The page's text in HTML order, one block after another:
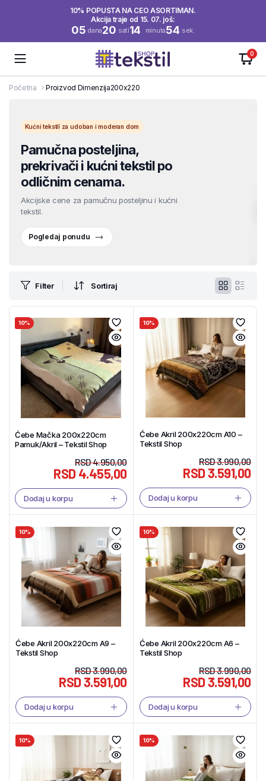
10% POPUSTA NA CEO ASORTIMAN.
Akcija traje od 15. 07. još:
05 dana20 sati14 minuta53 sek.
0
Početna Proizvod Dimenzija200x220
Kućni tekstil za udoban i moderan dom
Pamučna posteljina,
prekrivači i kućni tekstil po
odličnim cenama.
Akcijske cene za pamučnu posteljinu i kućni
tekstil.
Pogledaj ponudu
Filter Sortiraj
10%
Ćebe Mačka 200x220cm
Pamuk/Akril – Tekstil Shop
RSD4.950,00
RSD4.455,00
Dodaj u korpu
10%
Ćebe Akril 200x220cm A10 –
Tekstil Shop
RSD3.990,00
RSD3.591,00
Dodaj u korpu
10%
Ćebe Akril 200x220cm A9 –
Tekstil Shop
RSD3.990,00
RSD3.591,00
Dodaj u korpu
10%
Ćebe Akril 200x220cm A6 –
Tekstil Shop
RSD3.990,00
RSD3.591,00
Dodaj u korpu
10% 10%